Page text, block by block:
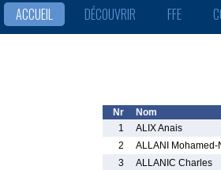
ACCUEIL DÉCOUVRIR FFE
Nr
Nom
1
ALIX Anais
2
ALLANI Mohamed-
3
ALLANIC Charles